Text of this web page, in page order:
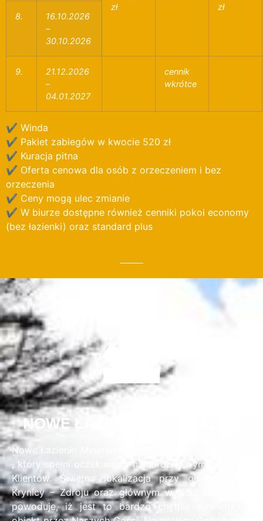
zł
zł
8.
16.10.2026
–
30.10.2026
9.
21.12.2026
–
04.01.2027
cennik
wkrótce
✔ Winda
✔ Pakiet zabiegów w kwocie 520 zł
✔ Kuracja pitna
✔ Oferta cenowa dla osób z orzeczeniem i bez
orzeczenia
✔ Ceny mogą ulec zmianie
✔ W biurze dostępne również cenniki pokoi economy
(bez łazienki) oraz standard plus
NOWE ŁAZIENKI MINERALNE
Nowe Łazienki Mineralne , jest obiektem po remoncie
, który spełni oczekiwania najbardziej wymagających
Klientów. Świetna lokalizacja przy głównej ulicy
Krynicy – Zdroju oraz głównym wejściu na Deptak
powoduje, iż jest to bardzo chętnie odwiedzany